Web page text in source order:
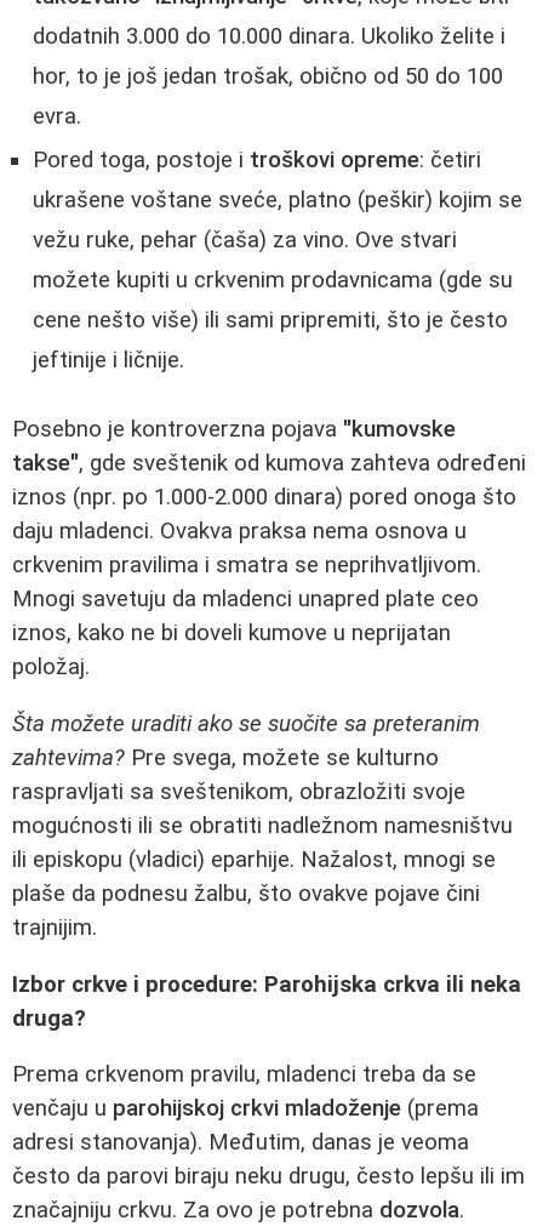
dodatnih 3.000 do 10.000 dinara. Ukoliko želite i
hor, to je još jedan trošak, obično od 50 do 100
evra.
Pored toga, postoje i troškovi opreme: četiri
ukrašene voštane sveće, platno (peškir) kojim se
vežu ruke, pehar (čaša) za vino. Ove stvari
možete kupiti u crkvenim prodavnicama (gde su
cene nešto više) ili sami pripremiti, što je često
jeftinije i ličnije.
Posebno je kontroverzna pojava "kumovske
takse", gde sveštenik od kumova zahteva određeni
iznos (npr. po 1.000-2.000 dinara) pored onoga što
daju mladenci. Ovakva praksa nema osnova u
crkvenim pravilima i smatra se neprihvatljivom.
Mnogi savetuju da mladenci unapred plate ceo
iznos, kako ne bi doveli kumove u neprijatan
položaj.
Šta možete uraditi ako se suočite sa preteranim
zahtevima? Pre svega, možete se kulturno
raspravljati sa sveštenikom, obrazložiti svoje
mogućnosti ili se obratiti nadležnom namesništvu
ili episkopu (vladici) eparhije. Nažalost, mnogi se
plaše da podnesu žalbu, što ovakve pojave čini
trajnijim.
Izbor crkve i procedure: Parohijska crkva ili neka
druga?
Prema crkvenom pravilu, mladenci treba da se
venčaju u parohijskoj crkvi mladoženje (prema
adresi stanovanja). Međutim, danas je veoma
često da parovi biraju neku drugu, često lepšu ili im
značajniju crkvu. Za ovo je potrebna dozvola.